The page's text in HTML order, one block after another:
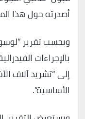
أصدرته حول هذا
وبحسب تقرير
بالإجراءات
إلى “تشريد آلاف
الأساسية”.